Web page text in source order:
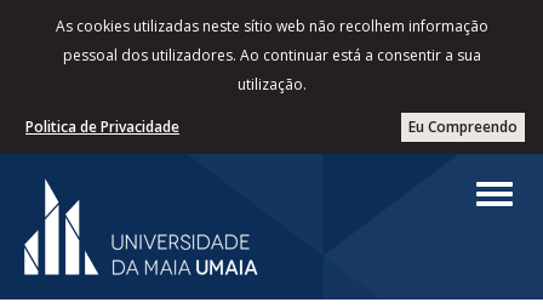
As cookies utilizadas neste sítio web não recolhem informação
pessoal dos utilizadores. Ao continuar está a consentir a sua
utilização.
Eu Compreendo
Politica de Privacidade